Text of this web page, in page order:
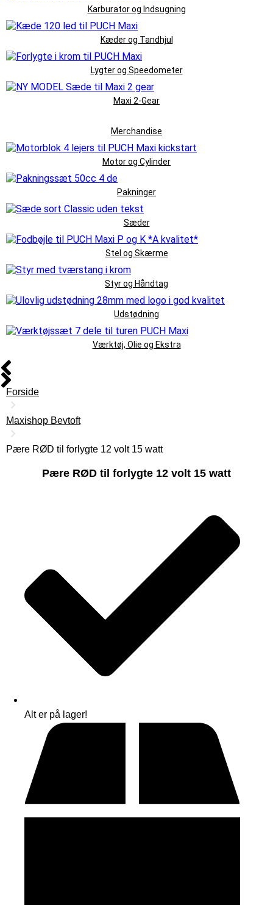
Karburator og Indsugning
Kæder og Tandhjul
Lygter og Speedometer
Maxi 2-Gear
Merchandise
Motor og Cylinder
Pakninger
Sæder
Stel og Skærme
Styr og Håndtag
Udstødning
Værktøj, Olie og Ekstra
Forside
Maxishop Bevtoft
Pære RØD til forlygte 12 volt 15 watt
Pære RØD til forlygte 12 volt 15 watt
Alt er på lager!